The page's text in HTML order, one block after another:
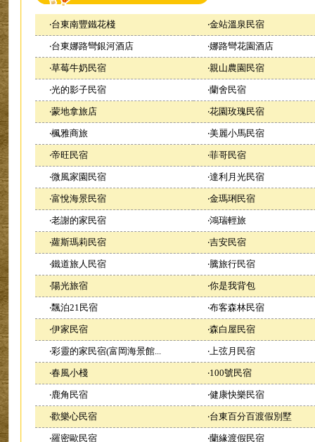
‧台東南豐鐵花棧 ‧金站溫泉民宿
‧台東娜路彎銀河酒店 ‧娜路彎花園酒店
‧草莓牛奶民宿 ‧親山農園民宿
‧光的影子民宿 ‧蘭舍民宿
‧蒙地拿旅店 ‧花園玫瑰民宿
‧楓雅商旅 ‧美麗小馬民宿
‧帝旺民宿 ‧菲哥民宿
‧微風家園民宿 ‧達利月光民宿
‧富悅海景民宿 ‧金瑪琍民宿
‧老謝的家民宿 ‧鴻瑞輕旅
‧蘿斯瑪莉民宿 ‧吉安民宿
‧鐵道旅人民宿 ‧騰旅行民宿
‧陽光旅宿 ‧你是我背包
‧飄泊21民宿 ‧布客森林民宿
‧伊家民宿 ‧森白屋民宿
‧彩靈的家民宿(富岡海景館... ‧上弦月民宿
‧春風小棧 ‧100號民宿
‧鹿角民宿 ‧健康快樂民宿
‧歡樂心民宿 ‧台東百分百渡假別墅
‧羅密歐民宿 ‧蘭緣渡假民宿